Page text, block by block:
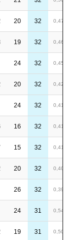
20 32 0,47
19 32 0,46
24 32 0,45
20 32 0,42
24 32 0,41
16 32 0,41
15 32 0,41
20 32 0,40
26 32 0,39
24 31 0,54
19 31 0,50